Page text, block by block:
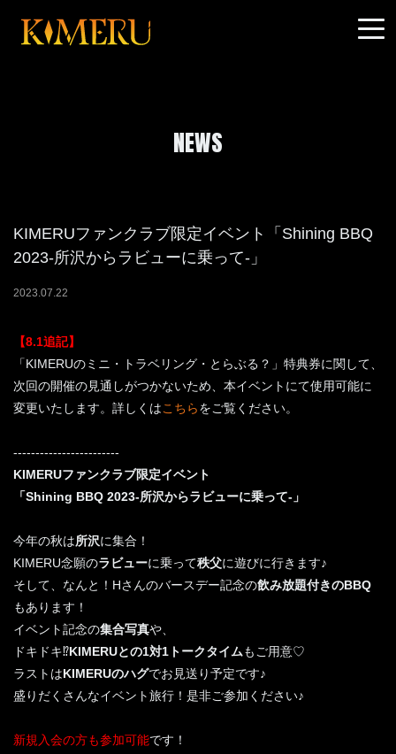
NEWS
KIMERUファンクラブ限定イベント「Shining BBQ
2023-所沢からラビューに乗って-」
2023.07.22
【8.1追記】
「KIMERUのミニ・トラベリング・とらぶる？」特典券に関して、
次回の開催の見通しがつかないため、本イベントにて使用可能に
変更いたします。詳しくはこちらをご覧ください。
------------------------
KIMERUファンクラブ限定イベント
「Shining BBQ 2023-所沢からラビューに乗って-」
今年の秋は所沢に集合！
KIMERU念願のラビューに乗って秩父に遊びに行きます♪
そして、なんと！Hさんのバースデー記念の飲み放題付きのBBQ
もあります！
イベント記念の集合写真や、
ドキドキ⁉KIMERUとの1対1トークタイムもご用意♡
ラストはKIMERUのハグでお見送り予定です♪
盛りだくさんなイベント旅行！是非ご参加ください♪
新規入会の方も参加可能です！